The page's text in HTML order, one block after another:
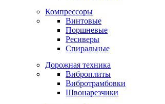
Компрессоры
Винтовые
Поршневые
Ресиверы
Спиральные
Дорожная техника
Виброплиты
Вибротрамбовки
Швонарезчики